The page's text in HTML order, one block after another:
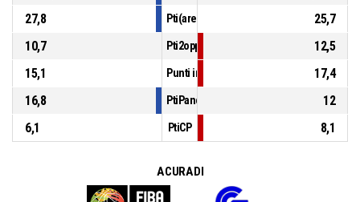
27,8
Pti(area)
25,7
10,7
Pti2opp
12,5
15,1
Punti in contropiede
17,4
16,8
PtiPanch
12
6,1
PtiCP 8,1
A CURA DI